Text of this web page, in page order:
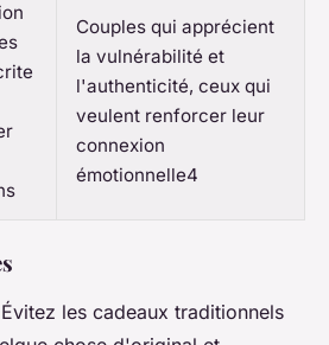
Couples qui apprécient
la vulnérabilité et
l'authenticité, ceux qui
veulent renforcer leur
connexion
émotionnelle4
les cadeaux traditionnels